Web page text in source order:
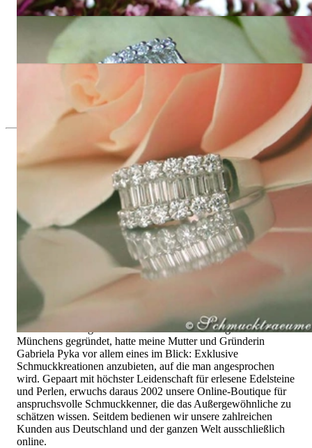
9.529,41 €
Prachtvolle Diamanten Creolen (Baguette & Brillant Schliff)
11.655,46 €
Stattlicher Brillanten Ring mit Baguette Diamanten
Seit 1995
Exklusiver Schmuck, Leidenschaft für
das Außergewöhnliche
Hochwertiger Schmuck ist vor allem eine Frage des
Vertrauens. Zugleich sollte er so einzigartig sein wie die Frau,
die ihn trägt. Schmuck „von der Stange“ werden Sie daher bei
uns ebenso wenig finden wie Hotlines mit langen
Warteschleifen.
Hochwertiger Schmuck ist mehr als „nur ein Accessoire“ - das
ist nicht nur unsere Überzeugung, sondern auch der Gedanke,
mit dem alles begann. 1995 als kleines Juweliergeschäft nahe
Münchens gegründet, hatte meine Mutter und Gründerin
Gabriela Pyka vor allem eines im Blick: Exklusive
Schmuckkreationen anzubieten, auf die man angesprochen
wird. Gepaart mit höchster Leidenschaft für erlesene Edelsteine
und Perlen, erwuchs daraus 2002 unsere Online-Boutique für
anspruchsvolle Schmuckkenner, die das Außergewöhnliche zu
schätzen wissen. Seitdem bedienen wir unsere zahlreichen
Kunden aus Deutschland und der ganzen Welt ausschließlich
online.